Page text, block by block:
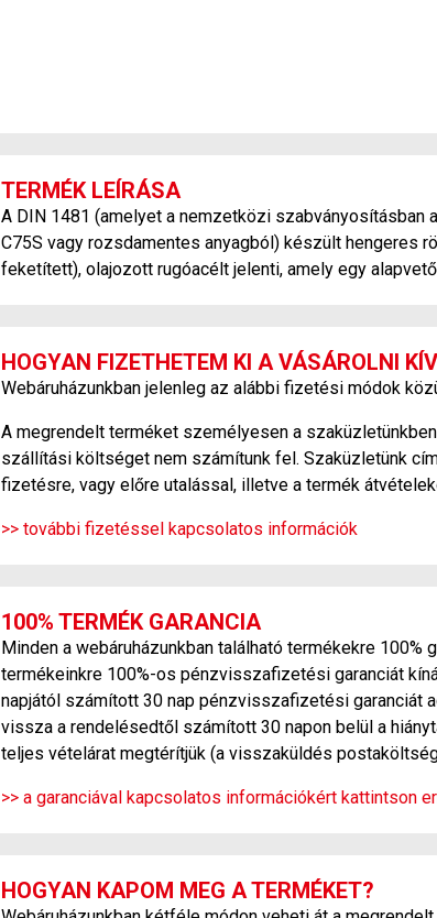
TERMÉK LEÍRÁSA
A DIN 1481 (amelyet a nemzetközi szabványosításban
C75S vagy rozsdamentes anyagból) készült hengeres
feketített), olajozott rugóacélt jelenti, amely egy
HOGYAN FIZETHETEM KI A VÁSÁROLNI
Webáruházunkban jelenleg az alábbi fizetési módok
A megrendelt terméket személyesen a
szállítási költséget nem számítunk fel. Szaküzletünk
fizetésre, vagy előre utalással, illetve a termék
>> további fizetéssel kapcsolatos információk
100% TERMÉK GARANCIA
Minden a webáruházunkban található termékekre
termékeinkre 100%-os pénzvisszafizetési garanciát
napjától számított 30 nap pénzvisszafizetési garanciát
vissza a rendelésedtől számított 30 napon belül a
teljes vételárat megtérítjük (a visszaküldés
>> a garanciával kapcsolatos információkért kattintson
HOGYAN KAPOM MEG A TERMÉKET?